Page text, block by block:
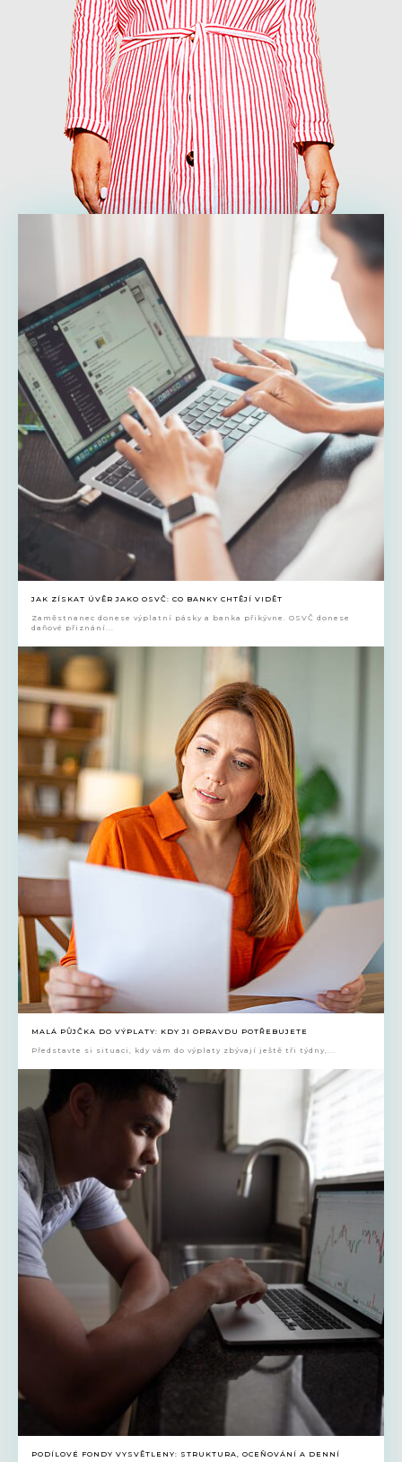
JAK ZÍSKAT ÚVĚR JAKO OSVČ: CO BANKY CHTĚJÍ VIDĚT
Zaměstnanec donese výplatní pásky a banka přikývne. OSVČ donese
daňové přiznání...
MALÁ PŮJČKA DO VÝPLATY: KDY JI OPRAVDU POTŘEBUJETE
Představte si situaci, kdy vám do výplaty zbývají ještě tři týdny,...
PODÍLOVÉ FONDY VYSVĚTLENY: STRUKTURA, OCEŇOVÁNÍ A DENNÍ